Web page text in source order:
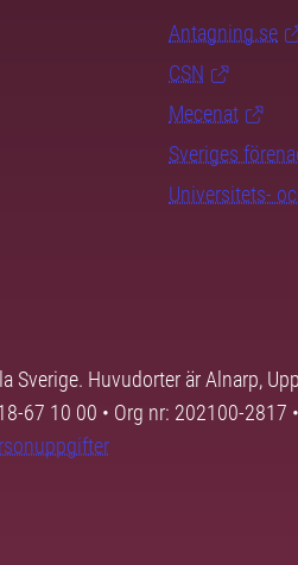
Antagning.se
CSN
Mecenat
Sveriges
Universitets-
Sverige. Huvudorter är Alnarp,
67 10 00 • Org nr: 202100-2817 •